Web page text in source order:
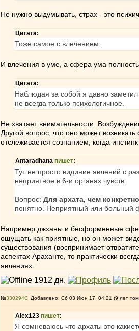
Не нужно выдумывать, страх - это
Цитата:
Тоже самое с влечением.
И влечения в уме, а сфера ума
Цитата:
Наблюдая за собой я давно
не всегда только психологичное.
Не хватает внимательности.
Другой вопрос, что оно может
отслеживается сознанием, когда
Antaradhana пишет:
Тут не просто видиние явлений с
неприятное в 6-и органах чувств.
Вопрос: Для архата, чем
понятно. Неприятный или больный
Например джханы и бесформенные
ощущать как приятные, но он может
существования (воспринимает
аспектах Араханте, то практически
явлениях.
№330294 Добавлено: Сб 03 Июн 17, 04:21 (9 лет
Alex123 пишет:
Я сомневаюсь что архаты это